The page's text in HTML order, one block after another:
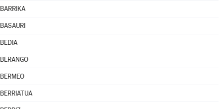
BARRIKA
BASAURI
BEDIA
BERANGO
BERMEO
BERRIATUA